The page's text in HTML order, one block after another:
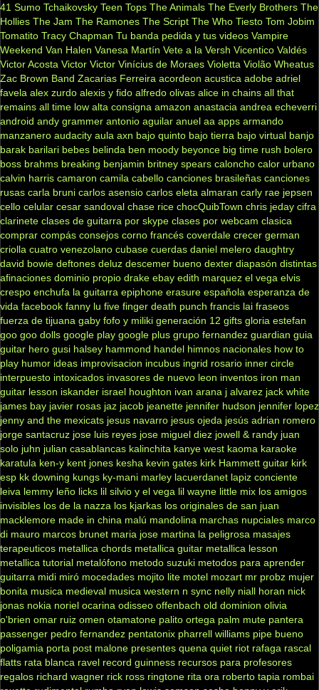
41 Sumo Tchaikovsky Teen Tops The Animals The Everly Brothers The
Hollies The Jam The Ramones The Script The Who Tiesto Tom Jobim
Tomatito Tracy Chapman Tu banda pedida y tus videos Vampire
Weekend Van Halen Vanesa Martín Vete a la Versh Vicentico Valdés
Victor Acosta Victor Victor Vinícius de Moraes Violetta Violão Wheatus
Zac Brown Band Zacarias Ferreira acordeon acustica adobe adriel
favela alex zurdo alexis y fido alfredo olivas alice in chains all that
remains all time low alta consigna amazon anastacia andrea echeverri
android andy grammer antonio aguilar anuel aa apps armando
manzanero audacity aula axn bajo quinto bajo tierra bajo virtual banjo
barak barilari bebes belinda ben moody beyonce big time rush bolero
boss brahms breaking benjamin britney spears caloncho calor urbano
calvin harris camaron camila cabello canciones brasileñas canciones
rusas carla bruni carlos asensio carlos eleta almaran carly rae jepsen
cello celular cesar sandoval chase rice chocQuibTown chris jeday cifra
clarinete clases de guitarra por skype clases por webcam clasica
comprar compás consejos corno francés coverdale crecer german
criolla cuatro venezolano cubase cuerdas daniel melero daughtry
david bowie deftones deluz descemer bueno dexter diapasón distintas
afinaciones dominio propio drake ebay edith marquez el vega elvis
crespo enchufa la guitarra epiphone erasure española esperanza de
vida facebook fanny lu five finger death punch francis lai fraseos
fuerza de tijuana gaby fofo y miliki generación 12 gifts gloria estefan
goo goo dolls google play google plus grupo fernandez guardian guia
guitar hero gusi halsey hammond handel himnos nacionales how to
play humor ideas improvisacion incubus ingrid rosario inner circle
interpuesto intoxicados invasores de nuevo leon inventos iron man
guitar lesson iskander israel houghton ivan arana j alvarez jack white
james bay javier rosas jaz jacob jeanette jennifer hudson jennifer lopez
jenny and the mexicats jesus navarro jesus ojeda jesús adrian romero
jorge santacruz jose luis reyes jose miguel diez jowell & randy juan
solo juhn julian casablancas kalinchita kanye west kaoma karaoke
karatula ken-y kent jones kesha kevin gates kirk Hammett guitar kirk
esp kk downing kungs ky-mani marley lacuerdanet lapiz conciente
leiva lemmy leño licks lil silvio y el vega lil wayne little mix los amigos
invisibles los de la nazza los kjarkas los originales de san juan
macklemore made in china malú mandolina marchas nupciales marco
di mauro marcos brunet maria jose martina la peligrosa masajes
terapeuticos metallica chords metallica guitar metallica lesson
metallica tutorial metalófono metodo suzuki metodos para aprender
guitarra midi miró mocedades mojito lite motel mozart mr probz mujer
bonita musica medieval musica western n sync nelly niall horan nick
jonas nokia noriel ocarina odisseo offenbach old dominion olivia
o'brien omar ruiz omen otamatone palito ortega palm mute pantera
passenger pedro fernandez pentatonix pharrell williams pipe bueno
poligamia porta post malone presentes quena quiet riot rafaga rascal
flatts rata blanca ravel record guinness recursos para profesores
regalos richard wagner rick ross ringtone rita ora roberto tapia rombai